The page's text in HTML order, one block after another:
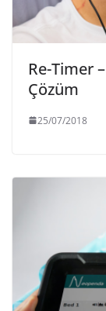
Re-Timer
Çözüm
25/07/2018